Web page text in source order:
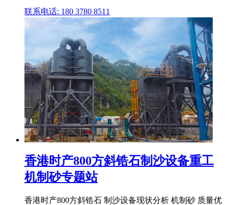
联系电话: 180 3780 8511
香港时产800方斜锆石制沙设备重工
机制砂专题站
香港时产800方斜锆石 制沙设备现状分析 机制砂 质量优